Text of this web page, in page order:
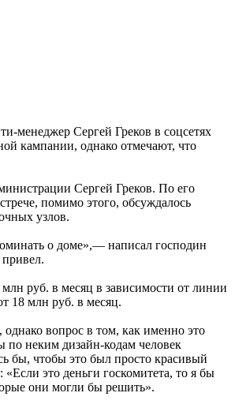
менеджер Сергей Греков в соцсетях
кампании, однако отмечают, что
Сергей Греков. По его
помимо этого, обсуждалось
узлов.
о доме»,— написал господин
руб. в месяц в зависимости от линии
18 млн руб. в месяц.
однако вопрос в том, как именно это
по неким дизайн-кодам человек
бы, чтобы это был просто красивый
это деньги госкомитета, то я бы
они могли бы решить».